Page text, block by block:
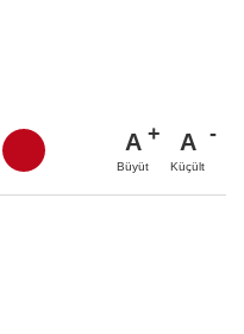
A
Büyüt
A
Küçült